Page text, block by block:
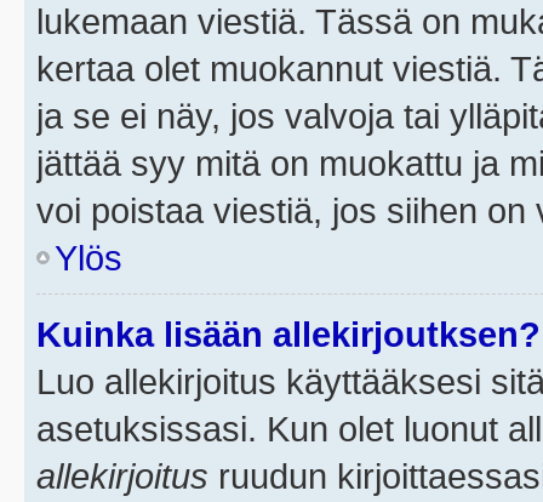
lukemaan viestiä. Tässä on
kertaa olet muokannut viestiä.
ja se ei näy, jos valvoja tai
jättää syy mitä on muokattu ja
voi poistaa viestiä, jos siihen on
Ylös
Kuinka lisään allekirjoutksen?
Luo allekirjoitus käyttääksesi
asetuksissasi. Kun olet luonut
allekirjoitus ruudun